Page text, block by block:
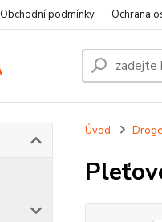
Obchodní podmínky Ochrana
Úvod